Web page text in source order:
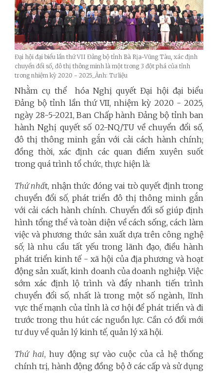
Đại hội đại biểu lần thứ VII Đảng bộ tỉnh Bà Rịa-Vũng Tàu, xác định
chuyển đổi số, đô thị thông minh là một trong 3 đột phá của tỉnh
trong nhiệm kỳ 2020 - 2025_Ảnh: Tư liệu
Nhằm cụ thể hóa Nghị quyết Đại hội đại biểu
Đảng bộ tỉnh lần thứ VII, nhiệm kỳ 2020 - 2025,
ngày 28-5-2021, Ban Chấp hành Đảng bộ tỉnh ban
hành Nghị quyết số 02-NQ/TU về chuyển đổi số,
đô thị thông minh gắn với cải cách hành chính;
đồng thời, xác định các quan điểm xuyên suốt
trong quá trình tổ chức, thực hiện là:
Thứ nhất, nhận thức đóng vai trò quyết định trong
chuyển đổi số, phát triển đô thị thông minh gắn
với cải cách hành chính. Chuyển đổi số giúp định
hình tổng thể và toàn diện về cách sống, cách làm
việc và phương thức sản xuất dựa trên công nghệ
số; là nhu cầu tất yếu trong lãnh đạo, điều hành
phát triển kinh tế - xã hội của địa phương và hoạt
động sản xuất, kinh doanh của doanh nghiệp. Việc
sớm xác định lộ trình và đẩy nhanh tiến trình
chuyển đổi số, nhất là trong một số ngành, lĩnh
vực thế mạnh của tỉnh là cơ hội để phát triển và đi
trước trong thu hút các nguồn lực. Cần có đổi mới
tư duy về quản lý kinh tế, quản lý xã hội.
Thứ hai, huy động sự vào cuộc của cả hệ thống
chính trị, hành động đồng bộ ở các cấp và sử dụng